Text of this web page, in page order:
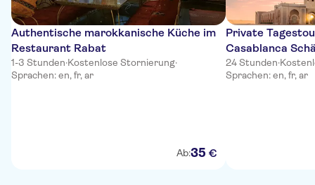
Authentische marokkanische Küche im
Restaurant Rabat
1-3 Stunden·Kostenlose Stornierung·
Sprachen: en, fr, ar
Ab:35 €
Private
Casablanca
24 Stunden·
Sprachen: en, fr, ar